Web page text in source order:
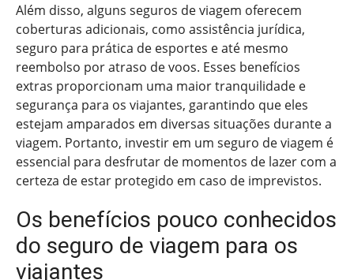
Além disso, alguns seguros de viagem oferecem
coberturas adicionais, como assistência jurídica,
seguro para prática de esportes e até mesmo
reembolso por atraso de voos. Esses benefícios
extras proporcionam uma maior tranquilidade e
segurança para os viajantes, garantindo que eles
estejam amparados em diversas situações durante a
viagem. Portanto, investir em um seguro de viagem é
essencial para desfrutar de momentos de lazer com a
certeza de estar protegido em caso de imprevistos.
Os benefícios pouco conhecidos
do seguro de viagem para os
viajantes